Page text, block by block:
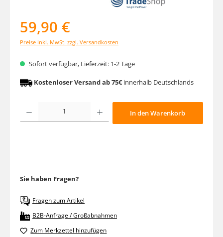
59,90 €
Preise inkl. MwSt. zzgl. Versandkosten
Sofort verfügbar, Lieferzeit: 1-2 Tage
Kostenloser Versand ab 75€innerhalb Deutschlands
Produkt Anzahl: Gib den gewünschten Wert ein oder benutze die
In den Warenkorb
Sie haben Fragen?
Fragen zum Artikel
B2B-Anfrage / Großabnahmen
Zum Merkzettel hinzufügen